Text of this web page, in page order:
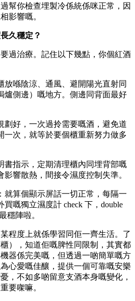
幫你檢查埋製冷係統係咪正常，因
影響嘅。
久穩定？
過治療。記住以下幾點，你個紅酒
放喺陰涼、通風、避開陽光直射同
爐側邊）嘅地方。側邊同背面最好
劃好，一次過拎需要嘅酒，避免道
一次，就等於要個櫃重新努力做多
書指示，定期清理櫃內同埋背部嘅
響散熱，間接令濕度控制失準。
就算個顯示屏話一切正常，每隔一
嘅獨立濕度計 check 下，double
穩陣啦。
程度上就係學習同佢一齊生活。了
），知道佢嘅脾性同限制，其實都
器係完美嘅，但透過一啲簡單嘅方
心愛嘅佳釀，提供一個可靠嘅安樂
，不如多啲留意支酒本身嘅變化，
要㗎嘛。